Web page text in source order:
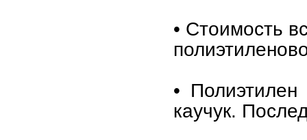
• Стоимость
•
каучук.